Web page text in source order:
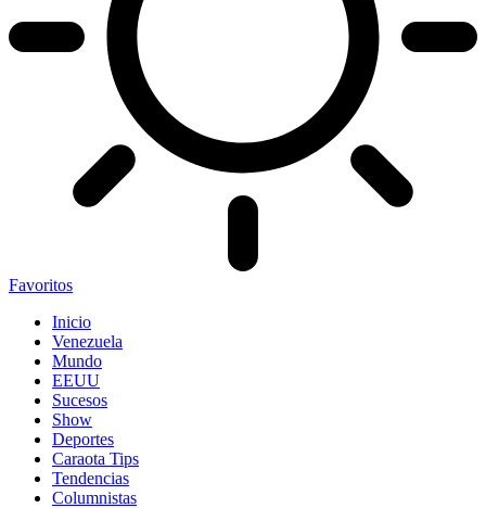
Favoritos
Inicio
Venezuela
Mundo
EEUU
Sucesos
Show
Deportes
Caraota Tips
Tendencias
Columnistas